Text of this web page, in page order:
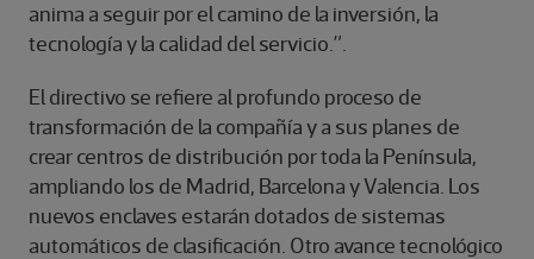
anima a seguir por el camino de la inversión, la
tecnología y la calidad del servicio.”.
El directivo se refiere al profundo proceso de
transformación de la compañía y a sus planes de
crear centros de distribución por toda la Península,
ampliando los de Madrid, Barcelona y Valencia. Los
nuevos enclaves estarán dotados de sistemas
automáticos de clasificación. Otro avance tecnológico